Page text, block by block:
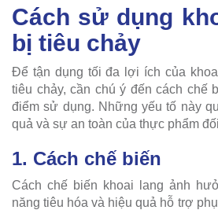
Cách sử dụng
bị tiêu chảy
Để tận dụng tối đa lợi ích của
tiêu chảy, cần chú ý đến cách chế
điểm sử dụng. Những yếu tố này
quả và sự an toàn của thực phẩm
1. Cách chế biến
Cách chế biến khoai lang ảnh
năng tiêu hóa và hiệu quả hỗ trợ